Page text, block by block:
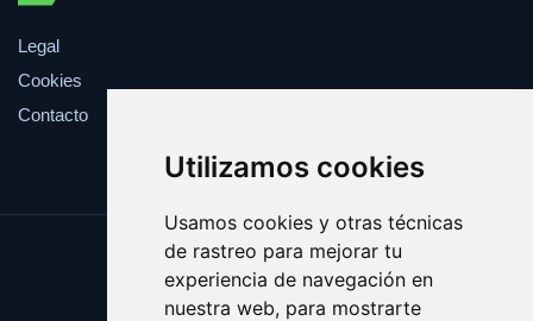
Utilizamos cookies
Usamos cookies y otras técnicas
de rastreo para mejorar tu
experiencia de navegación en
nuestra web, para mostrarte
Legal
Cookies
Contacto
Update cookies preferences
Copyright © 2025 veranito.es